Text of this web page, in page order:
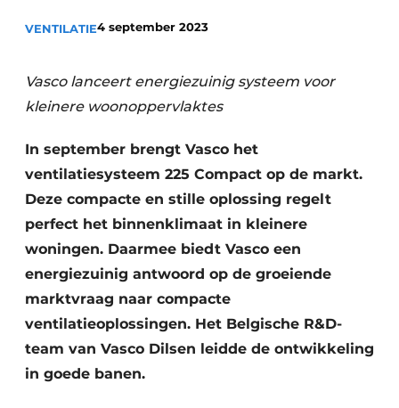
Vacature aanmelden
Video’s
Binnenklimaat
Brandbeveiliging
Ventilatie
Warmtepompen
VENTILATIE4 september 2023
Vasco lanceert energiezuinig systeem voor
kleinere woonoppervlaktes
In september brengt Vasco het
ventilatiesysteem 225 Compact op de markt.
Deze compacte en stille oplossing regelt
perfect het binnenklimaat in kleinere
woningen. Daarmee biedt Vasco een
energiezuinig antwoord op de groeiende
marktvraag naar compacte
ventilatieoplossingen. Het Belgische R&D-
team van Vasco Dilsen leidde de ontwikkeling
in goede banen.